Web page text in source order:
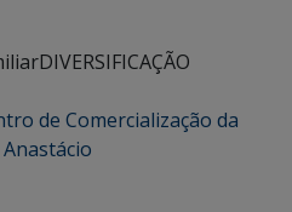
DIVERSIFICAÇÃO
de Comercialização da